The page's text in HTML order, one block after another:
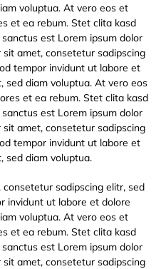
voluptua. At vero eos et
et ea rebum. Stet clita kasd
est Lorem ipsum dolor
amet, consetetur sadipscing
tempor invidunt ut labore et
sed diam voluptua. At vero eos
et ea rebum. Stet clita kasd
est Lorem ipsum dolor
amet, consetetur sadipscing
tempor invidunt ut labore et
sed diam voluptua.
consetetur sadipscing elitr, sed
invidunt ut labore et dolore
voluptua. At vero eos et
et ea rebum. Stet clita kasd
est Lorem ipsum dolor
amet, consetetur sadipscing